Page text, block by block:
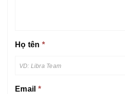
Họ tên *
Email *